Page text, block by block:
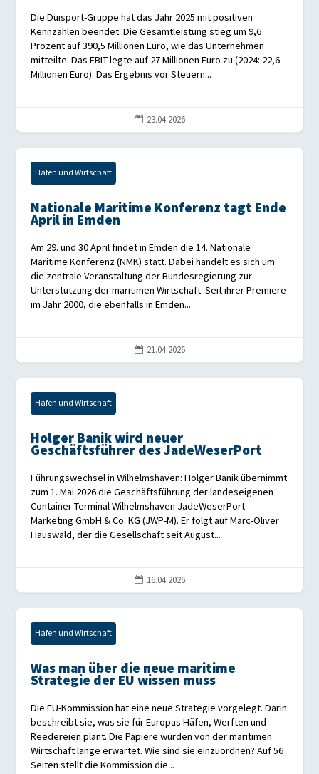
Die Duisport-Gruppe hat das Jahr 2025 mit positiven
Kennzahlen beendet. Die Gesamtleistung stieg um 9,6
Prozent auf 390,5 Millionen Euro, wie das Unternehmen
mitteilte. Das EBIT legte auf 27 Millionen Euro zu (2024: 22,6
Millionen Euro). Das Ergebnis vor Steuern...
 23.04.2026
Hafen und Wirtschaft
Nationale Maritime Konferenz tagt Ende
April in Emden
Am 29. und 30 April findet in Emden die 14. Nationale
Maritime Konferenz (NMK) statt. Dabei handelt es sich um
die zentrale Veranstaltung der Bundesregierung zur
Unterstützung der maritimen Wirtschaft. Seit ihrer Premiere
im Jahr 2000, die ebenfalls in Emden...
 21.04.2026
Hafen und Wirtschaft
Holger Banik wird neuer
Geschäftsführer des JadeWeserPort
Führungswechsel in Wilhelmshaven: Holger Banik übernimmt
zum 1. Mai 2026 die Geschäftsführung der landeseigenen
Container Terminal Wilhelmshaven JadeWeserPort-
Marketing GmbH & Co. KG (JWP-M). Er folgt auf Marc-Oliver
Hauswald, der die Gesellschaft seit August...
 16.04.2026
Hafen und Wirtschaft
Was man über die neue maritime
Strategie der EU wissen muss
Die EU-Kommission hat eine neue Strategie vorgelegt. Darin
beschreibt sie, was sie für Europas Häfen, Werften und
Reedereien plant. Die Papiere wurden von der maritimen
Wirtschaft lange erwartet. Wie sind sie einzuordnen? Auf 56
Seiten stellt die Kommission die...